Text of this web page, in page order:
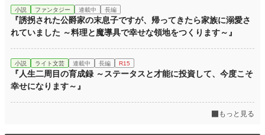
小説 ファンタジー 連載中 長編
『誘拐された公爵家の末息子ですが、帰ってきたら家族に溺愛さ
れていました ～料理と魔導具で幸せな領地をつくります～』
小説 ライト文芸 連載中 長編 R15
『人生二周目の育成録 ～ステータスと才能に投資して、今度こそ
幸せになります～』
もっと見る